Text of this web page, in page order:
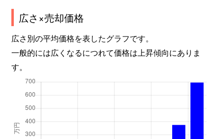
広さ×売却価格
広さ別の平均価格を表したグラフです。
一般的には広くなるにつれて価格は上昇傾向にありま
す。